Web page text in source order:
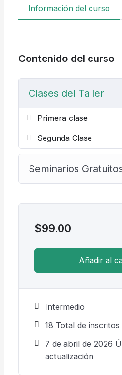
Información del curso
Contenido del curso
Clases del Taller
Primera clase
Segunda Clase
Seminarios
$99.00
Añadir al
Intermedio
18 TotaI de inscritos
7 de abril de 2026
actualización